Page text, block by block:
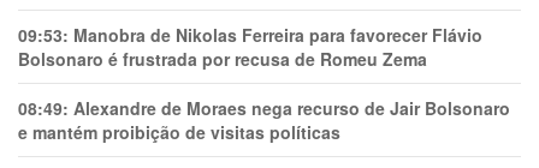
09:53: Manobra de Nikolas Ferreira para favorecer Flávio
Bolsonaro é frustrada por recusa de Romeu Zema
08:49: Alexandre de Moraes nega recurso de Jair Bolsonaro
e mantém proibição de visitas políticas